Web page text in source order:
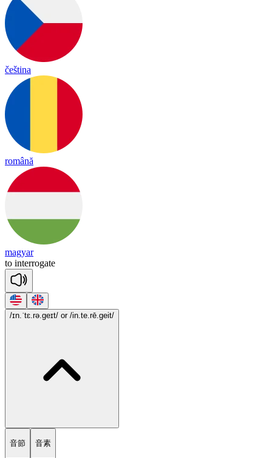
čeština
română
magyar
to interrogate
/ɪn.ˈtɛ.rə.geɪt/ or /in.te.rē.geit/
音節 音素